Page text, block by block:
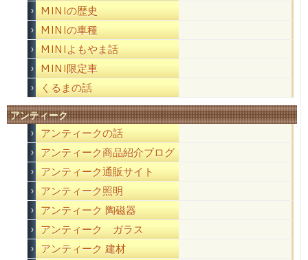
MINIの歴史
MINIの車種
MINIよもやま話
MINI限定車
くるまの話
アンティーク
アンティークの話
アンティーク商品紹介ブログ
アンティーク通販サイト
アンティーク照明
アンティーク 陶磁器
アンティーク ガラス
アンティーク 建材